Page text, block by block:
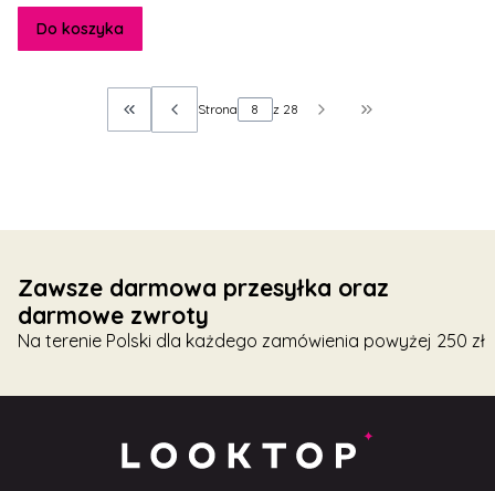
Do koszyka
Wróć do pierwszej strony z produktami
Strona z 28 Przejdź do
Zawsze darmowa przesyłka oraz
darmowe zwroty
Na terenie Polski dla każdego zamówienia powyżej 250 zł